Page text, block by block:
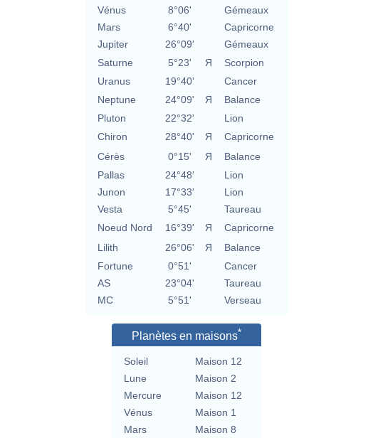
Vénus
8°06'
Gémeaux
Mars
6°40'
Capricorne
Jupiter
26°09'
Gémeaux
Saturne
5°23' Я
Scorpion
Uranus
19°40'
Cancer
Neptune
24°09' Я
Balance
Pluton
22°32'
Lion
Chiron
28°40' Я
Capricorne
Cérès
0°15' Я
Balance
Pallas
24°48'
Lion
Junon
17°33'
Lion
Vesta
5°45'
Taureau
Noeud Nord
16°39' Я
Capricorne
Lilith
26°06' Я
Balance
Fortune
0°51'
Cancer
AS
23°04'
Taureau
MC
5°51' Verseau
Planètes en maisons*
Soleil
Maison 12
Lune
Maison 2
Mercure
Maison 12
Vénus
Maison 1
Mars
Maison 8